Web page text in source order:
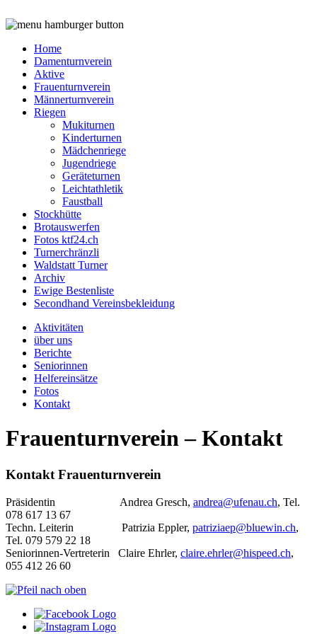
Home
Damenturnverein
Aktive
Frauenturnverein
Männerturnverein
Riegen
Mukiturnen
Kinderturnen
Mädchenriege
Jugendriege
Geräteturnen
Leichtathletik
Faustball
Stockhütte
Brotauswerfen
Fotos ktf24.ch
Turnerchränzli
Waldstatt Turner
Archiv
Ewige Bestenliste
Secondhand Vereinsbekleidung
Aktivitäten
über uns
Berichte
Seniorinnen
Helfereinsätze
Fotos
Kontakt
Frauenturnverein – Kontakt
Kontakt Frauenturnverein
Präsidentin Andrea Gresch, andrea@ufenau.ch, Tel.
078 617 13 67
Techn. Leiterin Patrizia Eppler, patriziaep@bluewin.ch,
Tel. 079 579 22 18
Seniorinnen-Vertreterin Claire Ehrler, claire.ehrler@hispeed.ch,
055 412 26 60